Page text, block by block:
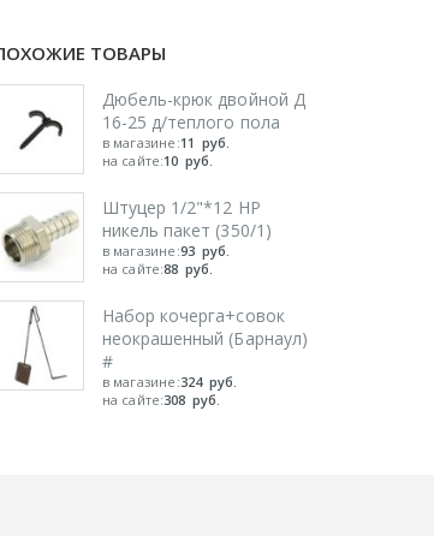
ТОВАРЫ
Дюбель-крюк двойной Д
16-25 д/теплого пола
в магазине:11 руб.
на сайте:10 руб.
Штуцер 1/2"*12 НР
никель пакет (350/1)
в магазине:93 руб.
на сайте:88 руб.
Набор кочерга+совок
неокрашенный (Барнаул)
#
в магазине:324 руб.
на сайте:308 руб.